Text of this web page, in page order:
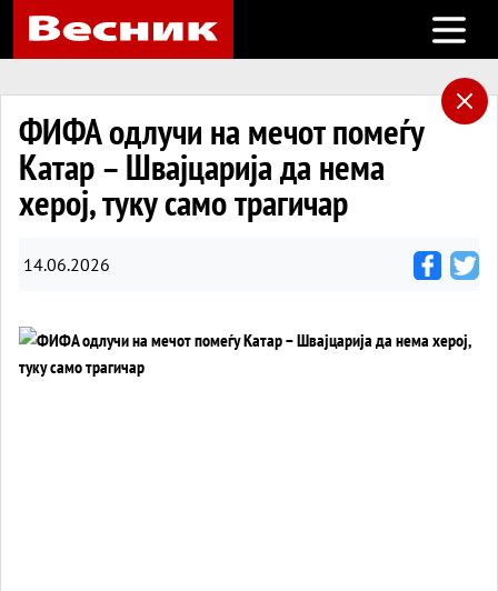
Open
ФИФА одлучи на мечот помеѓу
Катар – Швајцарија да нема
херој, туку само трагичар
14.06.2026